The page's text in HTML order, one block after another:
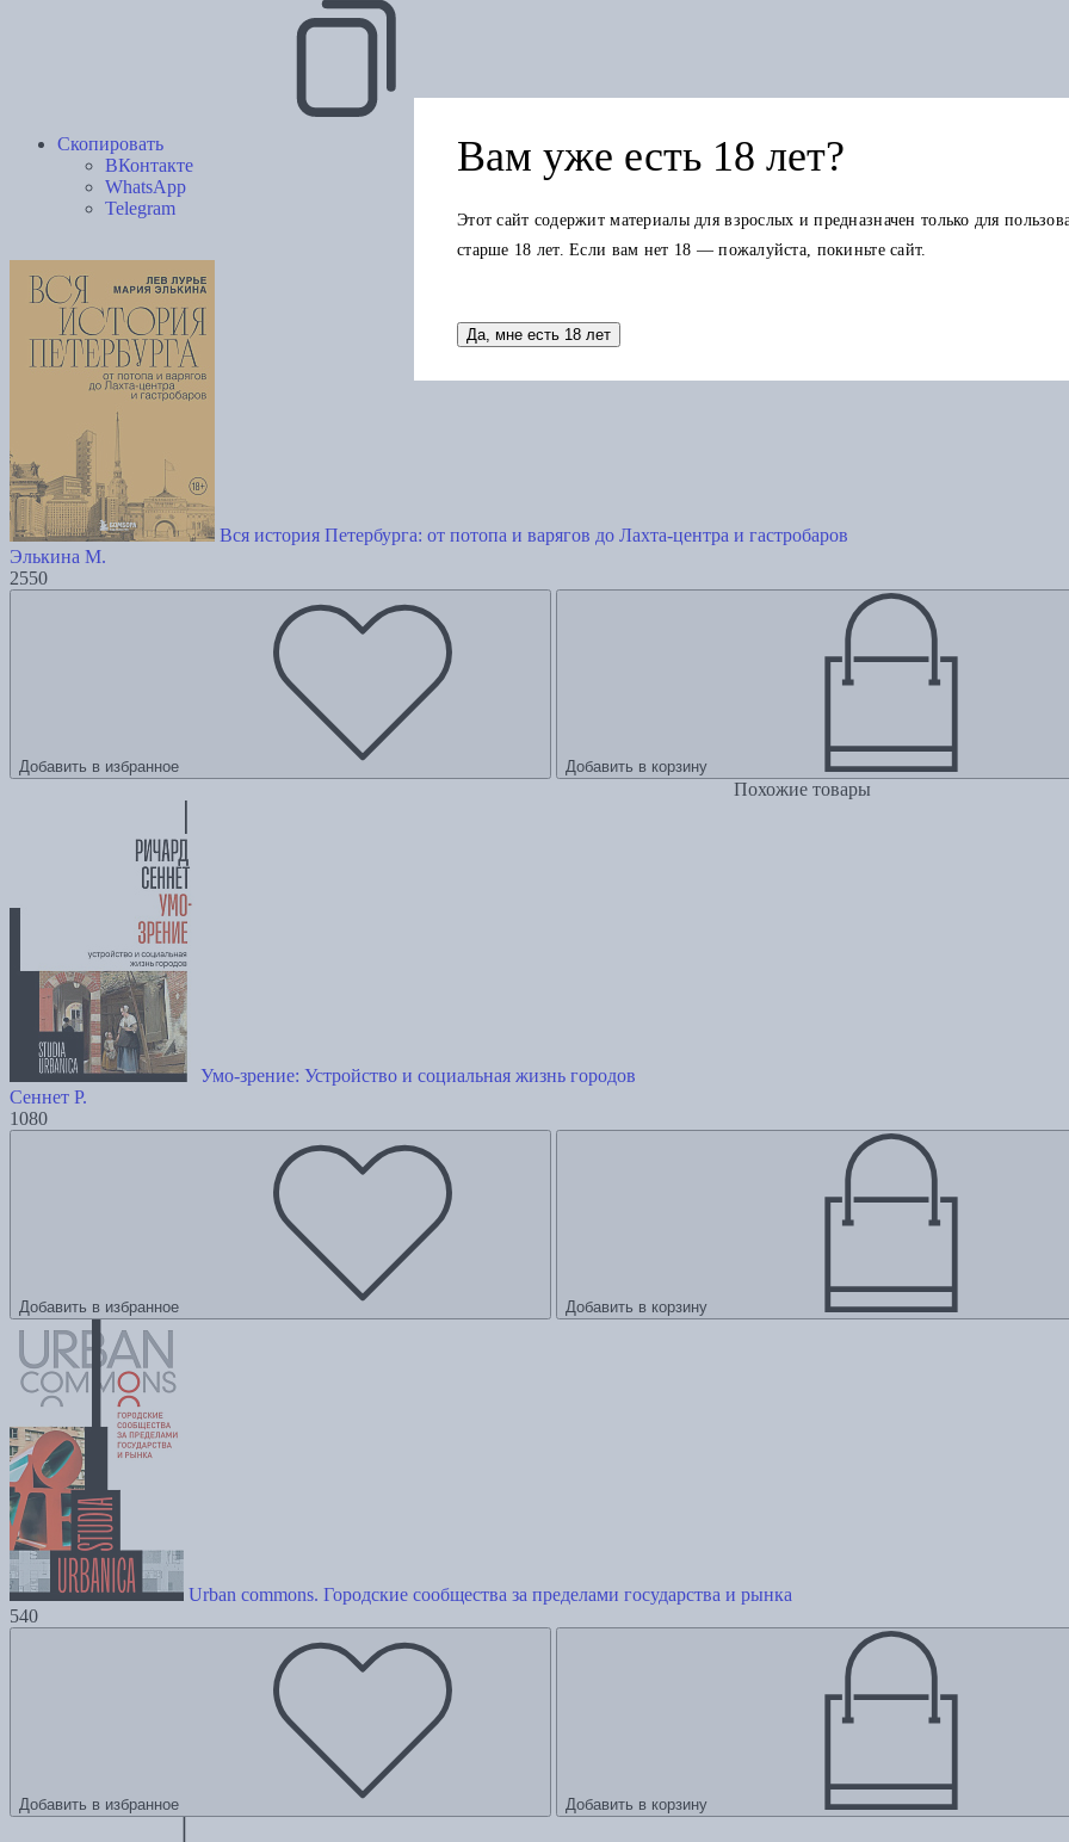
Скопировать
ВКонтакте
WhatsApp
Telegram
Книга в других изданиях
Вся история Петербурга: от потопа и варягов до Лахта-центра и гастробаров
Элькина М.
2550
Добавить в избранное Добавить в корзину
Похожие товары
Умо-зрение: Устройство и социальная жизнь городов
Сеннет Р.
1080
Добавить в избранное Добавить в корзину
Urban commons. Городские сообщества за пределами государства и рынка
540
Добавить в избранное Добавить в корзину
Вам уже есть 18 лет?
Этот сайт содержит материалы для взрослых и предназначен только для
старше 18 лет. Если вам нет 18 — пожалуйста, покиньте сайт.
Да, мне есть 18 лет